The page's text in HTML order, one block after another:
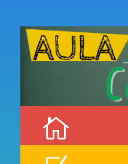
